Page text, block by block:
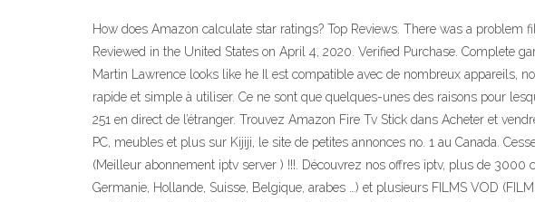
How does Amazon calculate star ratings? Top Reviews. There was a
Reviewed in the United States on April 4, 2020. Verified Purchase. Complete
Martin Lawrence looks like he Il est compatible avec de nombreux appareils,
rapide et simple à utiliser. Ce ne sont que quelques-unes des raisons pour
251 en direct de l’étranger. Trouvez Amazon Fire Tv Stick dans Acheter et
PC, meubles et plus sur Kijiji, le site de petites annonces no. 1 au Canada.
(Meilleur abonnement iptv server ) !!!. Découvrez nos offres iptv, plus de
Germanie, Hollande, Suisse, Belgique, arabes …) et plusieurs FILMS VOD